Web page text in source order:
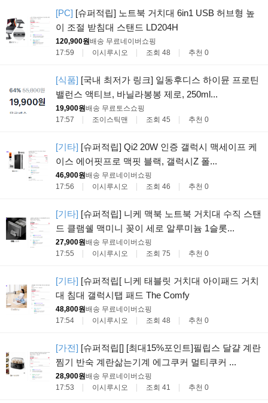
[PC] [슈퍼적립] 노트북 거치대 6in1 USB 허브형 높
이 조절 받침대 스탠드 LD204H
120,900원배송 무료네이버쇼핑
17:59
이시루시오 조회 48 추천 0
[식품] [국내 최저가 링크] 일동후디스 하이뮨 프로틴
밸런스 액티브, 바닐라봉봉 제로, 250ml...
19,900원배송 무료토스쇼핑
17:57
조이스틱맨 조회 45 추천 0
[기타] [슈퍼적립] Qi2 20W 인증 갤럭시 맥세이프 케
이스 에어핏프로 맥핏 블랙, 갤럭시Z 폴...
46,900원배송 무료네이버쇼핑
17:56
이시루시오 조회 46 추천 0
[기타] [슈퍼적립] 니케 맥북 노트북 거치대 수직 스탠
드 클램쉘 맥미니 꽂이 세로 알루미늄 1슬롯...
27,900원배송 무료네이버쇼핑
17:55
이시루시오 조회 75 추천 0
[기타] [슈퍼적립[ 니케 태블릿 거치대 아이패드 거치
대 침대 갤럭시탭 패드 The Comfy
48,800원배송 무료네이버쇼핑
17:54
이시루시오 조회 48 추천 0
[가전] [슈퍼적립[] [최대15%포인트]필립스 달걀 계란
찜기 반숙 계란삶는기계 에그쿠커 멀티쿠커 ...
28,900원배송 무료네이버쇼핑
17:53
이시루시오 조회 41 추천 0